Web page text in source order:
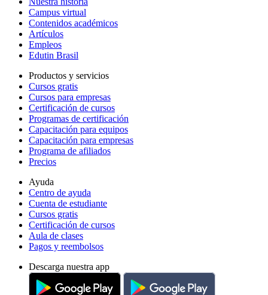
Campus virtual
Contenidos académicos
Artículos
Empleos
Edutin Brasil
Productos y servicios
Cursos gratis
Cursos para empresas
Certificación de cursos
Programas de certificación
Capacitación para equipos
Capacitación para empresas
Programa de afiliados
Precios
Ayuda
Centro de ayuda
Cuenta de estudiante
Cursos gratis
Certificación de cursos
Aula de clases
Pagos y reembolsos
Descarga nuestra app